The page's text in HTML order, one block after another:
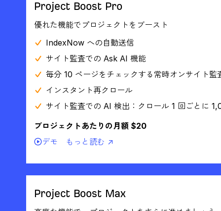
Project Boost Pro
優れた機能でプロジェクトをブースト
IndexNow への自動送信
サイト監査での Ask AI 機能
毎分 10 ページをチェックする常時オンサイト監
インスタント再クロール
サイト監査での AI 検出：クロール 1 回ごとに
プロジェクトあたりの月額 $20
デモ
もっと読む ↗
Project Boost Max